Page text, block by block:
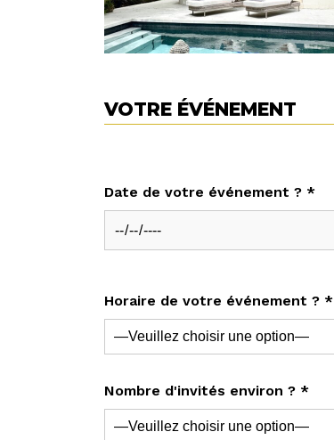
VOTRE ÉVÉNEMENT
Date de votre événement ? *
Horaire de votre événement ? *
Nombre d'invités environ ? *